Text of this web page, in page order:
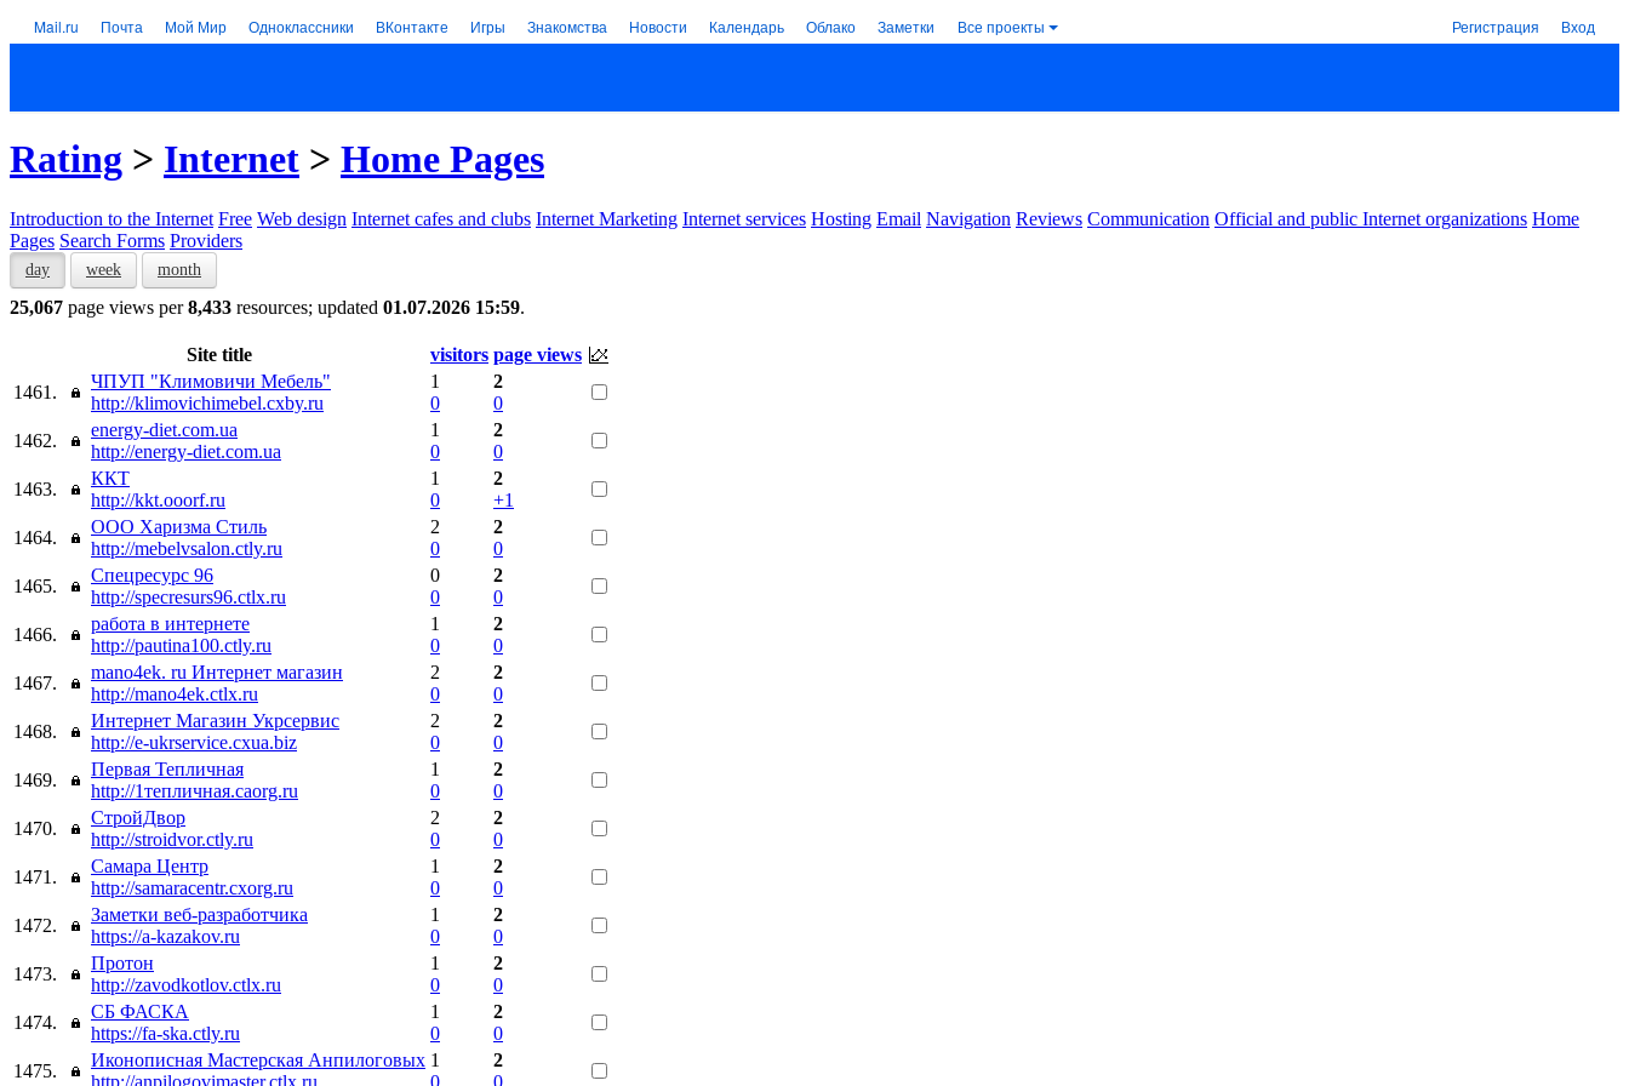
Mail.ru Почта Мой Мир Одноклассники ВКонтакте Игры Знакомства Новости Календарь Облако Заметки Все проекты Регистрация Вход
Rating > Internet > Home Pages
Introduction to the Internet Free Web design Internet cafes and clubs Internet Marketing Internet services Hosting Email Navigation Reviews Communication Official and public Internet organizations Home
Pages Search Forms Providers
day week month
25,067 page views per8,433 resources; updated 01.07.2026 15:59.
Site title visitors page views
1461.
ЧПУП "Климовичи Мебель"
http://klimovichimebel.cxby.ru
1
0
2
0
1462.
energy-diet.com.ua
http://energy-diet.com.ua
1
0
2
0
1463.
ККТ
http://kkt.ooorf.ru
1
0
2
+1
1464.
ООО Харизма Стиль
http://mebelvsalon.ctly.ru
2
0
2
0
1465.
Спецресурс 96
http://specresurs96.ctlx.ru
0
0
2
0
1466.
работа в интернете
http://pautina100.ctly.ru
1
0
2
0
1467.
mano4ek. ru Интернет магазин
http://mano4ek.ctlx.ru
2
0
2
0
1468.
Интернет Магазин Укрсервис
http://e-ukrservice.cxua.biz
2
0
2
0
1469.
Первая Тепличная
http://1тепличная.caorg.ru
1
0
2
0
1470.
СтройДвор
http://stroidvor.ctly.ru
2
0
2
0
1471.
Самара Центр
http://samaracentr.cxorg.ru
1
0
2
0
1472.
Заметки веб-разработчика
https://a-kazakov.ru
1
0
2
0
1473.
Протон
http://zavodkotlov.ctlx.ru
1
0
2
0
1474.
СБ ФАСКА
https://fa-ska.ctly.ru
1
0
2
0
1475.
Иконописная Мастерская Анпилоговых
http://anpilogovimaster.ctlx.ru
1
0
2
0